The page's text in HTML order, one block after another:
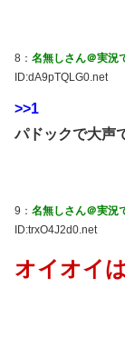
8： 名無しさん＠実況
ID:dA9pTQLG0.net
>>1
パドックで大声
9： 名無しさん＠実況
ID:trxO4J2d0.net
オイオイ